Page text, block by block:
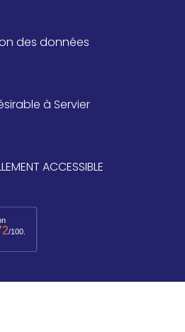
des données
à Servier
ACCESSIBLE
/100.